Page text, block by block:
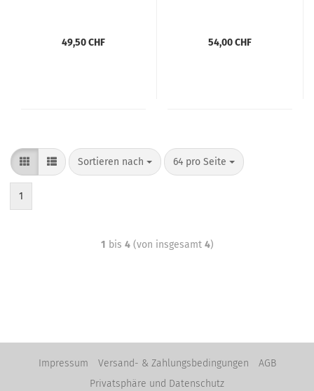
49,50 CHF 54,00 CHF
Sortieren nach 64 pro Seite
1
1 bis 4(von insgesamt 4)
Impressum Versand- & Zahlungsbedingungen
AGB
Privatsphäre und Datenschutz